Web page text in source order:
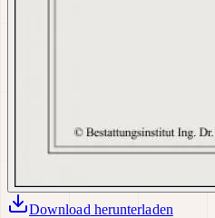
Download herunterladen